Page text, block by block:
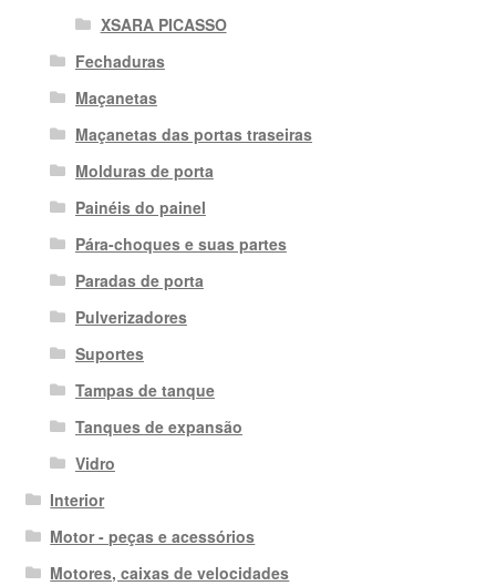
XSARA PICASSO
Fechaduras
Maçanetas
Maçanetas das portas traseiras
Molduras de porta
Painéis do painel
Pára-choques e suas partes
Paradas de porta
Pulverizadores
Suportes
Tampas de tanque
Tanques de expansão
Vidro
Interior
Motor - peças e acessórios
Motores, caixas de velocidades